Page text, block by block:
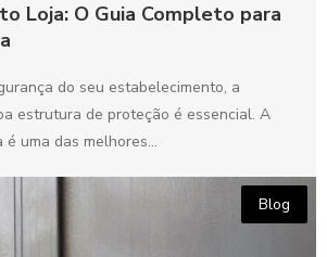
Loja: O Guia Completo para
do seu estabelecimento, a
estrutura de proteção é essencial. A
uma das melhores...
Blog